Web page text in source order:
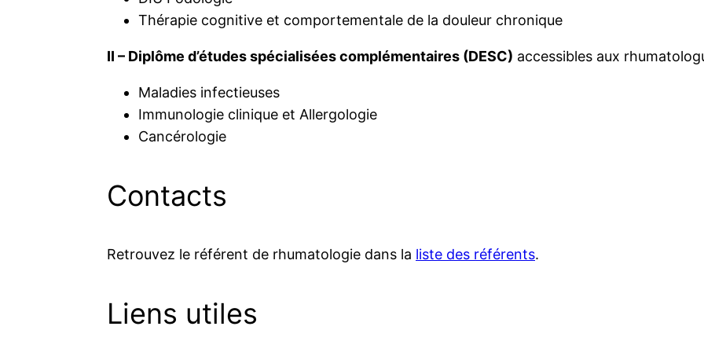
Thérapie cognitive et comportementale de la douleur chronique
II – Diplôme d’études spécialisées complémentaires (DESC) accessibles aux
Maladies infectieuses
Immunologie clinique et Allergologie
Cancérologie
Contacts
Retrouvez le référent de rhumatologie dans la liste des référents.
Liens utiles